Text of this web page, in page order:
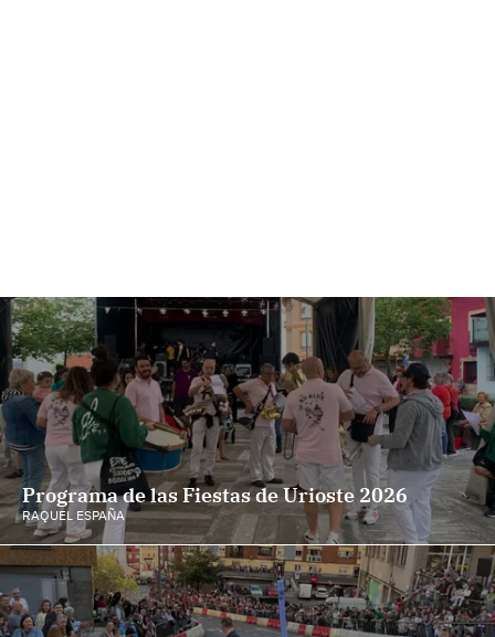
Programa de las Fiestas de Urioste 2026
RAQUEL ESPAÑA